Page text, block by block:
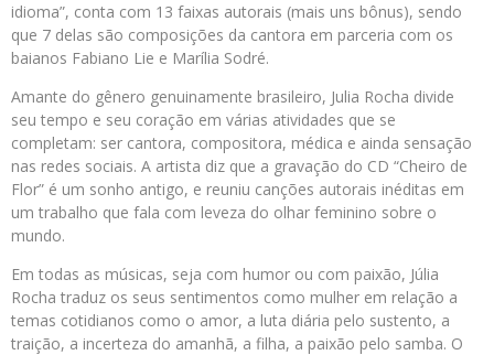
idioma”, conta com 13 faixas autorais (mais uns bônus), sendo
que 7 delas são composições da cantora em parceria com os
baianos Fabiano Lie e Marília Sodré.
Amante do gênero genuinamente brasileiro, Julia Rocha divide
seu tempo e seu coração em várias atividades que se
completam: ser cantora, compositora, médica e ainda sensação
nas redes sociais. A artista diz que a gravação do CD “Cheiro de
Flor” é um sonho antigo, e reuniu canções autorais inéditas em
um trabalho que fala com leveza do olhar feminino sobre o
mundo.
Em todas as músicas, seja com humor ou com paixão, Júlia
Rocha traduz os seus sentimentos como mulher em relação a
temas cotidianos como o amor, a luta diária pelo sustento, a
traição, a incerteza do amanhã, a filha, a paixão pelo samba. O